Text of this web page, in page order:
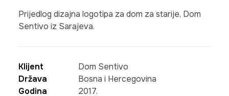
Prijedlog dizajna logotipa za dom za starije, Dom
Sentivo iz Sarajeva.
Klijent
Dom Sentivo
Država
Bosna i Hercegovina
Godina
2017.